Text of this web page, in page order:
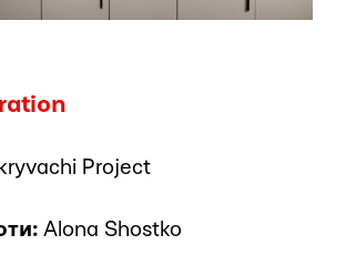
Project
Alona Shostko